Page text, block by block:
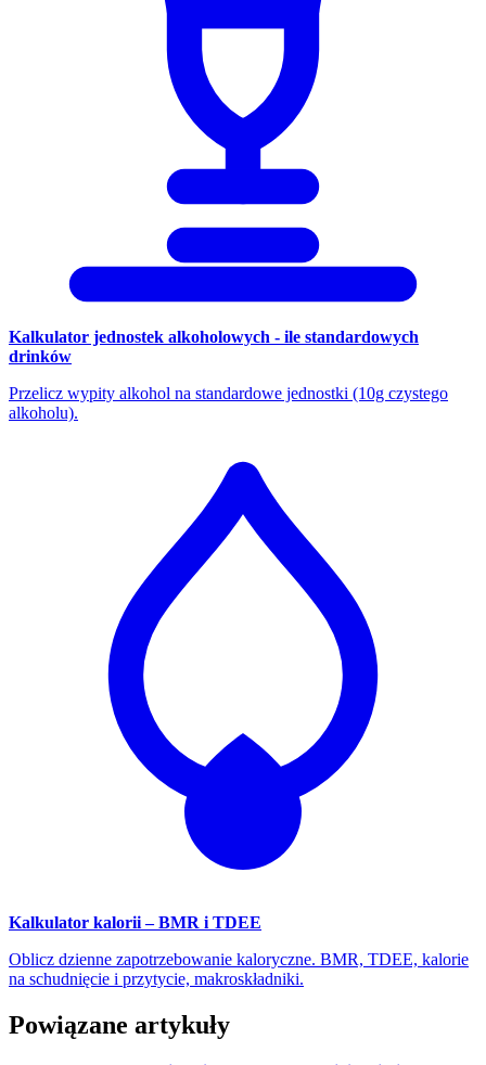
Kalkulator jednostek alkoholowych - ile standardowych
drinków
Przelicz wypity alkohol na standardowe jednostki (10g czystego
alkoholu).
Kalkulator kalorii – BMR i TDEE
Oblicz dzienne zapotrzebowanie kaloryczne. BMR, TDEE, kalorie
na schudnięcie i przytycie, makroskładniki.
Powiązane artykuły